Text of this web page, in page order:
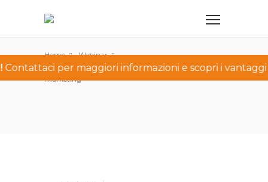
Contattaci per maggiori informazioni e scopri i
Home
Webinar
Il processo di creazione di un’iniziativa di
marketing